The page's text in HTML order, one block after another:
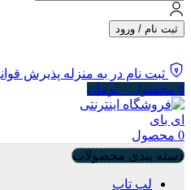
ثبت نام / ورود
ثبت نام در به منزله پذیرش
0 محصول ۰ تومان
0 محصول
دسته بندی محصولات
لپ تاپ